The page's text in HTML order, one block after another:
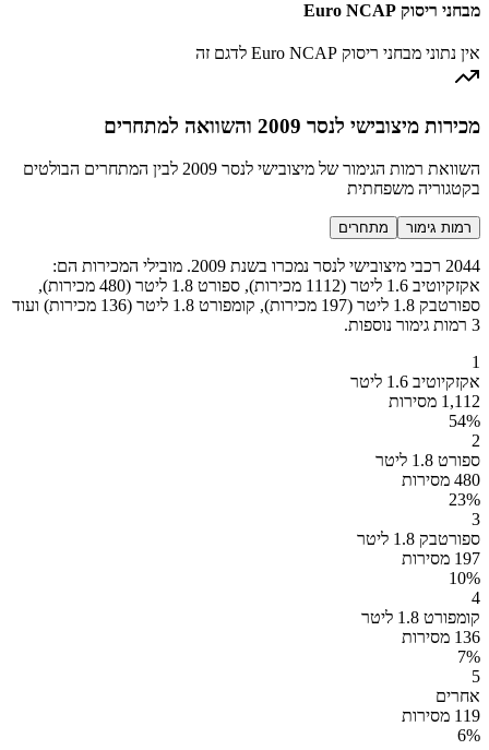
מבחני ריסוק Euro NCAP
אין נתוני מבחני ריסוק Euro NCAP לדגם זה
מכירות מיצובישי לנסר 2009 והשוואה למתחרים
השוואת רמות הגימור של מיצובישי לנסר 2009 לבין המתחרים הבולטים
בקטגוריה משפחתית
רמות גימור מתחרים
2044 רכבי מיצובישי לנסר נמכרו בשנת 2009. מובילי המכירות הם:
אקזקיוטיב 1.6 ליטר (1112 מכירות), ספורט 1.8 ליטר (480 מכירות),
ספורטבק 1.8 ליטר (197 מכירות), קומפורט 1.8 ליטר (136 מכירות) ועוד
3 רמות גימור נוספות.
1
אקזקיוטיב 1.6 ליטר
1,112 מסירות
54%
2
ספורט 1.8 ליטר
480 מסירות
23%
3
ספורטבק 1.8 ליטר
197 מסירות
10%
4
קומפורט 1.8 ליטר
136 מסירות
7%
5
אחרים
119 מסירות
6%